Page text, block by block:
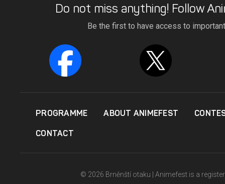
Do not miss anything! Follow
Be the first to have access to
PROGRAMME ABOUT ANIMEFEST
CONTACT
© 2026 Brněnští otaku | Animefest is a